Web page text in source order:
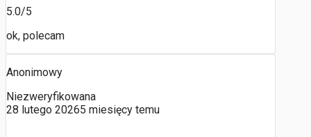
5.0/5
ok, polecam
Anonimowy
Niezweryfikowana
28 lutego 20265 miesięcy temu